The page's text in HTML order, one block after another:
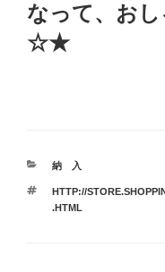
なって、お
☆★
カ
ゴ
リ
納 入
タ
グ
HTTP://
.HTML